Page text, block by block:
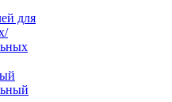
для